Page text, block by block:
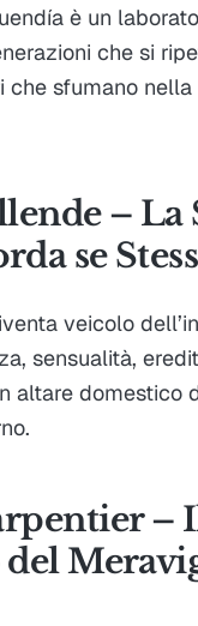
è un
che si
che sfumano
– La
se
veicolo
sensualità,
altare domestico
–